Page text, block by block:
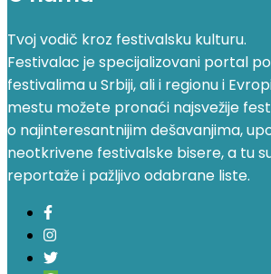
Tvoj vodič kroz festivalsku kulturu.
Festivalac je specijalizovani portal
festivalima u Srbiji, ali i regionu i
mestu možete pronaći najsvežije
o najinteresantnijim dešavanjima,
neotkrivene festivalske bisere, a tu
reportaže i pažljivo odabrane liste.